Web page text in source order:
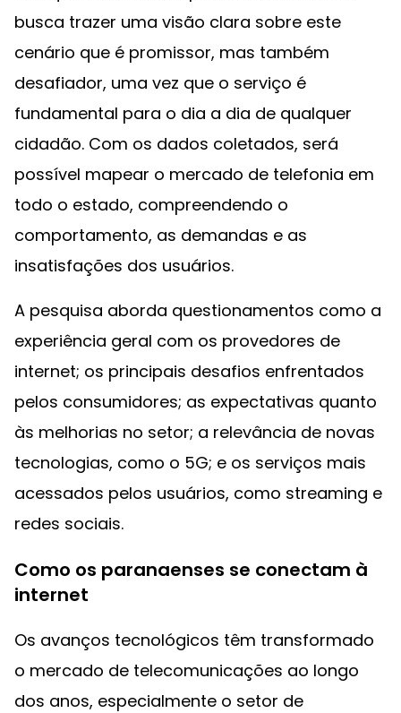
busca trazer uma visão clara sobre este
cenário que é promissor, mas também
desafiador, uma vez que o serviço é
fundamental para o dia a dia de qualquer
cidadão. Com os dados coletados, será
possível mapear o mercado de telefonia em
todo o estado, compreendendo o
comportamento, as demandas e as
insatisfações dos usuários.
A pesquisa aborda questionamentos como a
experiência geral com os provedores de
internet; os principais desafios enfrentados
pelos consumidores; as expectativas quanto
às melhorias no setor; a relevância de novas
tecnologias, como o 5G; e os serviços mais
acessados pelos usuários, como streaming e
redes sociais.
Como os paranaenses se conectam à
internet
Os avanços tecnológicos têm transformado
o mercado de telecomunicações ao longo
dos anos, especialmente o setor de